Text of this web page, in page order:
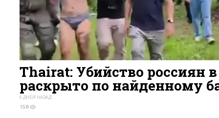
Thairat: Убийство россиян
раскрыто по найденному
6 ДНЕЙ НАЗАД
158